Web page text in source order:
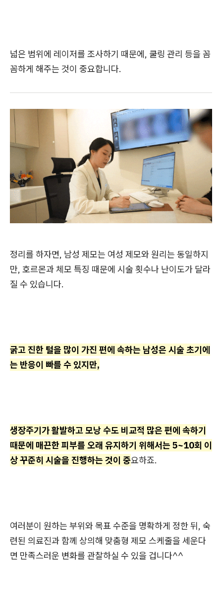
넓은 범위에 레이저를 조사하기 때문에, 쿨링 관리 등을 꼼
꼼하게 해주는 것이 중요합니다.
정리를 하자면, 남성 제모는 여성 제모와 원리는 동일하지
만, 호르몬과 체모 특징 때문에 시술 횟수나 난이도가 달라
질 수 있습니다.
굵고 진한 털을 많이 가진 편에 속하는 남성은 시술 초기에
는 반응이 빠를 수 있지만,
생장주기가 활발하고 모낭 수도 비교적 많은 편에 속하기
때문에 매끈한 피부를 오래 유지하기 위해서는 5~10회 이
상 꾸준히 시술을 진행하는 것이 중요하죠.
여러분이 원하는 부위와 목표 수준을 명확하게 정한 뒤, 숙
련된 의료진과 함께 상의해 맞춤형 제모 스케줄을 세운다
면 만족스러운 변화를 관찰하실 수 있을 겁니다^^